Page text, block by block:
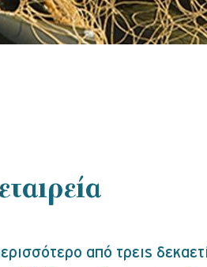
από τρεις